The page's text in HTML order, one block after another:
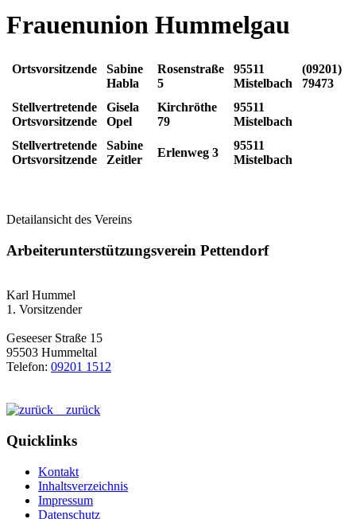
Frauenunion Hummelgau
Ortsvorsitzende
Sabine
Habla
Rosenstraße
5
95511
Mistelbach
(09201)
79473
Stellvertretende
Ortsvorsitzende
Gisela
Opel
Kirchröthe
79
95511
Mistelbach
Stellvertretende
Ortsvorsitzende
Sabine
Zeitler
Erlenweg 3
95511
Mistelbach
Detailansicht des Vereins
Arbeiterunterstützungsverein Pettendorf
Karl Hummel
1. Vorsitzender
Geseeser Straße 15
95503 Hummeltal
Telefon: 09201 1512
zurück
Quicklinks
Kontakt
Inhaltsverzeichnis
Impressum
Datenschutz